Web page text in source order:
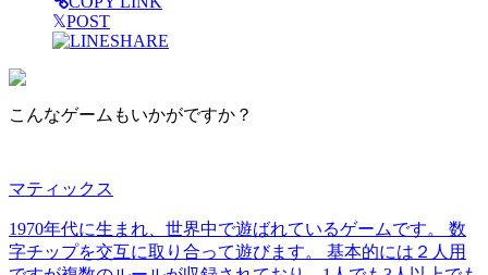
𝕏POST
SHARE
こんなゲームもいかがですか？
マティックス
1970年代に生まれ、世界中で遊ばれているゲームです。 数
字チップを交互に取り合って遊びます。 基本的には２人用